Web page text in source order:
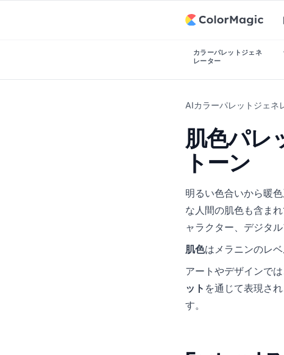
カラーパレットジェネ
レーター
AIカラーパレットジェネ
肌色パレ
トーン
明るい色合いから暖
な人間の肌色も含ま
ャラクター、デジタ
肌色はメラニンのレ
アートやデザインで
ット を通じて表現さ
す。